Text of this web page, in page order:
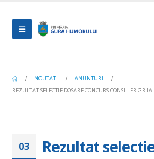
NOUTATI
ANUNTURI
REZULTAT SELECTIE DOSARE CONCURS CONSILIER GR.IA
03
Rezultat